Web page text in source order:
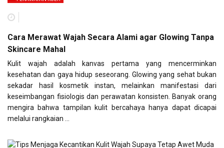
Cara Merawat Wajah Secara Alami agar Glowing Tanpa
Skincare Mahal
Kulit wajah adalah kanvas pertama yang mencerminkan
kesehatan dan gaya hidup seseorang. Glowing yang sehat bukan
sekadar hasil kosmetik instan, melainkan manifestasi dari
keseimbangan fisiologis dan perawatan konsisten. Banyak orang
mengira bahwa tampilan kulit bercahaya hanya dapat dicapai
melalui rangkaian …